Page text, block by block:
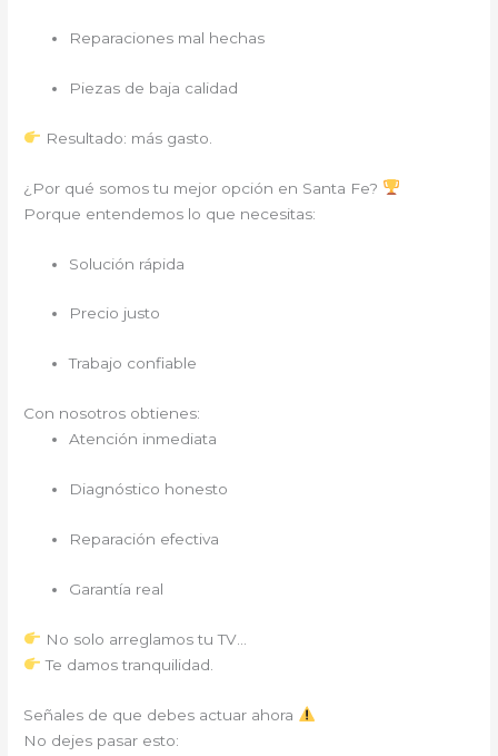
Reparaciones mal hechas
Piezas de baja calidad
Resultado: más gasto.
¿Por qué somos tu mejor opción en Santa Fe?
Porque entendemos lo que necesitas:
Solución rápida
Precio justo
Trabajo confiable
Con nosotros obtienes:
Atención inmediata
Diagnóstico honesto
Reparación efectiva
Garantía real
No solo arreglamos tu TV…
Te damos tranquilidad.
Señales de que debes actuar ahora
No dejes pasar esto: